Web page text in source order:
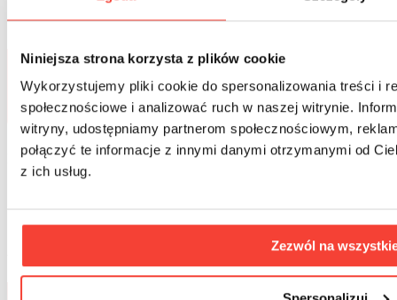
Niniejsza strona korzysta z plików cookie
Wykorzystujemy pliki cookie do spersonalizowania treści i
społecznościowe i analizować ruch w naszej witrynie.
witryny, udostępniamy partnerom społecznościowym,
połączyć te informacje z innymi danymi otrzymanymi od
z ich usług.
Zezwól na
Płatności oraz bezpieczeństwo